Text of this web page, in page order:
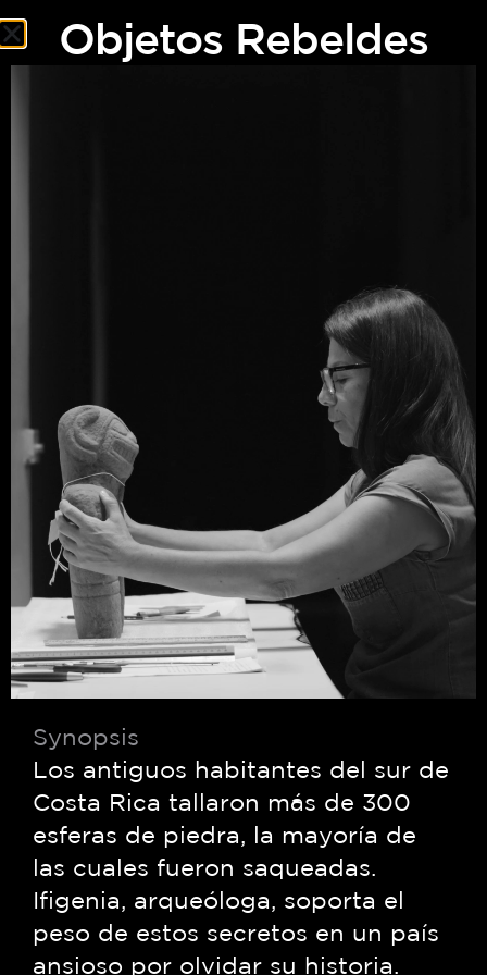
Los antiguos habitantes del sur de Costa Rica tallaron más
de 300 esferas de piedra, la mayoría de las cuales fueron
saqueadas. Ifigenia, arqueóloga, soporta el peso de estos
secretos en un país ansioso por olvidar su historia. ¿Cuáles
son las grietas en nuestra memoria? ¿Cómo se fracturan las
cosas con el tiempo?
© 2026 PROCOMER-CR
FILM COMISSION. Todos los
Política de Privacidad
Términos & Condiciones
Objetos Rebeldes
Synopsis
Los antiguos habitantes del sur de
Costa Rica tallaron más de 300
esferas de piedra, la mayoría de
las cuales fueron saqueadas.
Ifigenia, arqueóloga, soporta el
peso de estos secretos en un país
ansioso por olvidar su historia.